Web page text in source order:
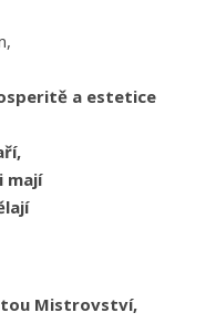
a estetice
mají
Mistrovství,